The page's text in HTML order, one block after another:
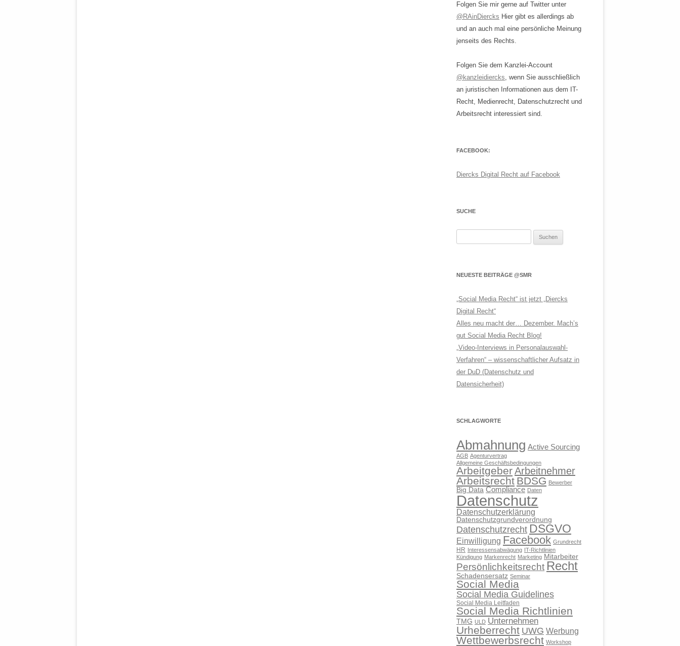
Folgen Sie mir gerne auf Twitter unter
@RAinDiercks Hier gibt es allerdings ab
und an auch mal eine persönliche Meinung
jenseits des Rechts.
Folgen Sie dem Kanzlei-Account
@kanzleidiercks, wenn Sie ausschließlich
an juristischen Informationen aus dem IT-
Recht, Medienrecht, Datenschutzrecht und
Arbeitsrecht interessiert sind.
FACEBOOK:
Diercks Digital Recht auf Facebook
SUCHE
NEUESTE BEITRÄGE @SMR
„Social Media Recht“ ist jetzt „Diercks
Digital Recht“
Alles neu macht der… Dezember. Mach’s
gut Social Media Recht Blog!
„Video-Interviews in Personalauswahl-
Verfahren“ – wissenschaftlicher Aufsatz in
der DuD (Datenschutz und
Datensicherheit)
SCHLAGWORTE
Abmahnung Active Sourcing
AGB Agenturvertrag
Allgemeine Geschäftsbedingungen
ArbeitgeberArbeitnehmer
Arbeitsrecht BDSG Bewerber
Big Data Compliance Daten
Datenschutz
Datenschutzerklärung
Datenschutzgrundverordnung
Datenschutzrecht DSGVO
Einwilligung Facebook Grundrecht
HR Interessensabwägung IT-Richtlinien
Kündigung Markenrecht Marketing Mitarbeiter
Persönlichkeitsrecht Recht
Schadensersatz Seminar
Social Media
Social Media Guidelines
Social Media Leitfaden
Social Media Richtlinien
TMG ULD Unternehmen
Urheberrecht UWG Werbung
Wettbewerbsrecht Workshop